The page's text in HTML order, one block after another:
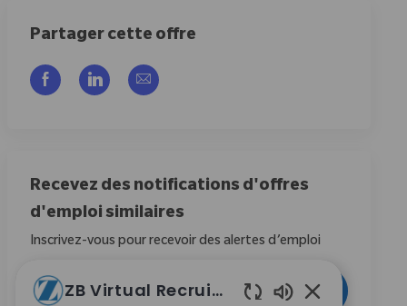
Partager cette offre
Partager via Facebook
Partager via LinkedIn
Partager par e-mail
Recevez des notifications d'offres
d'emploi similaires
Inscrivez-vous pour recevoir des alertes d’emploi
Entrez l’adresse e-mail (obligatoire)
Activer
ZB Virtual Recruiter